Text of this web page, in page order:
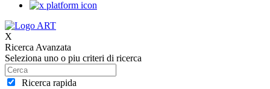
X
Ricerca Avanzata
Seleziona uno o piu criteri di ricerca
Ricerca rapida